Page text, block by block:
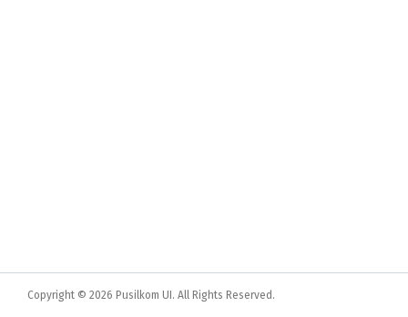
Copyright © 2026 Pusilkom UI. All Rights Reserved.